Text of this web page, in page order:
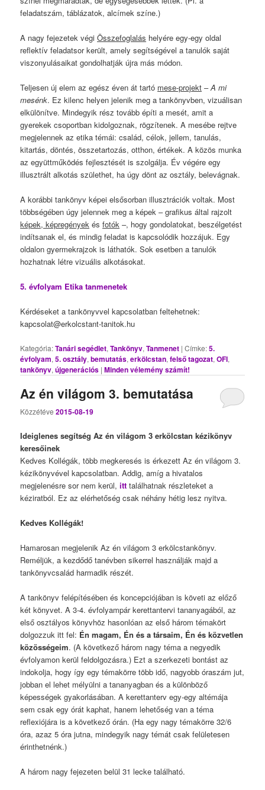
feladatszám, táblázatok, alcímek színe.)
A nagy fejezetek végiÖsszefoglalás helyére egy-egy oldal
reflektív feladatsor került, amely segítségével a tanulók saját
viszonyulásaikat gondolhatják újra más módon.
Teljesen új elem az egész éven át tartó mese-projekt –A mi
mesénk. Ez kilenc helyen jelenik meg a tankönyvben, vizuálisan
elkülönítve. Mindegyik rész tovább építi a mesét, amit a
gyerekek csoportban kidolgoznak, rögzítenek. A mesébe rejtve
megjelennek az etika témái: család, célok, jellem, tanulás,
kitartás, döntés, összetartozás, otthon, értékek. A közös munka
az együttműködés fejlesztését is szolgálja. Év végére egy
illusztrált alkotás születhet, ha úgy dönt az osztály, belevágnak.
A korábbi tankönyv képei elsősorban illusztrációk voltak. Most
többségében úgy jelennek meg a képek – grafikus által rajzolt
képek, képregények ésfotók –, hogy gondolatokat, beszélgetést
indítsanak el, és mindig feladat is kapcsolódik hozzájuk. Egy
oldalon gyermekrajzok is láthatók. Sok esetben a tanulók
hozhatnak létre vizuális alkotásokat.
5. évfolyam Etika tanmenetek
Kérdéseket a tankönyvvel kapcsolatban feltehetnek:
kapcsolat@erkolcstant-tanitok.hu
Kategória:Tanári segédlet,Tankönyv,Tanmenet |Címke:5.
évfolyam,5. osztály,bemutatás,erkölcstan,felső tagozat,OFI,
tankönyv,újgenerációs |Minden vélemény számít!
Az én világom 3. bemutatása
Közzétéve2015-08-19
Ideiglenes segítség Az én világom 3 erkölcstan kézikönyv
keresőinek
Kedves Kollégák, több megkeresés is érkezett Az én világom 3.
kézikönyvével kapcsolatban. Addig, amíg a hivatalos
megjelenésre sor nem kerül,itt találhatnak részleteket a
kéziratból. Ez az elérhetőség csak néhány hétig lesz nyitva.
Kedves Kollégák!
Hamarosan megjelenik Az én világom 3 erkölcstankönyv.
Reméljük, a kezdődő tanévben sikerrel használják majd a
tankönyvcsalád harmadik részét.
A tankönyv felépítésében és koncepciójában is követi az előző
két könyvet. A 3-4. évfolyampár kerettantervi tananyagából, az
első osztályos könyvhöz hasonlóan az első három témakört
dolgozzuk itt fel: Én magam, Én és a társaim, Én és közvetlen
közösségeim. (A következő három nagy téma a negyedik
évfolyamon kerül feldolgozásra.) Ezt a szerkezeti bontást az
indokolja, hogy így egy témakörre több idő, nagyobb óraszám jut,
jobban el lehet mélyülni a tananyagban és a különböző
képességek gyakorlásában. A kerettanterv egy-egy altémája
sem csak egy órát kaphat, hanem lehetőség van a téma
reflexiójára is a következő órán. (Ha egy nagy témakörre 32/6
óra, azaz 5 óra jutna, mindegyik nagy témát csak felületesen
érinthetnénk.)
A három nagy fejezeten belül 31 lecke található.